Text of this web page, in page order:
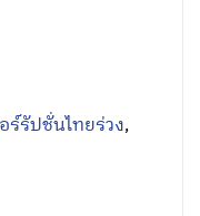
รัปชั่นไทยร่วง,